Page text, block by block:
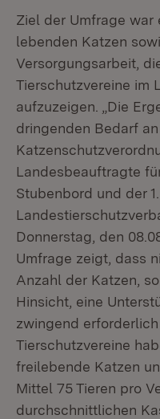
Ziel der Umfrage war
lebenden Katzen
Versorgungsarbeit,
Tierschutzvereine im
aufzuzeigen. „Die
dringenden Bedarf an
Landesbeauftragte
Stubenbord und der
Donnerstag, den
Umfrage zeigt, dass
Anzahl der Katzen,
Hinsicht, eine
zwingend
Tierschutzvereine
freilebende Katzen
Mittel 75 Tieren pro
durchschnittlichen